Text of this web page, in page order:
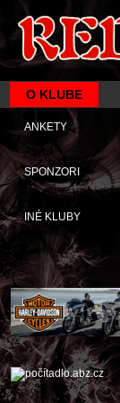
O KLUBE
ANKETY
SPONZORI
INÉ KLUBY